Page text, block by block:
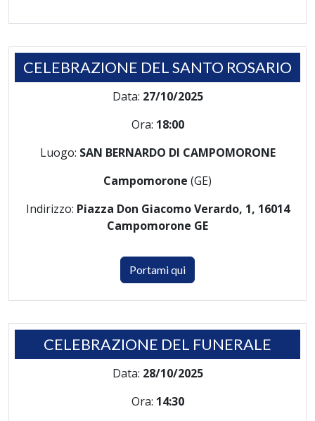
CELEBRAZIONE DEL SANTO ROSARIO
Data: 27/10/2025
Ora: 18:00
Luogo: SAN BERNARDO DI CAMPOMORONE
Campomorone (GE)
Indirizzo: Piazza Don Giacomo Verardo, 1, 16014
Campomorone GE
Portami qui
CELEBRAZIONE DEL FUNERALE
Data: 28/10/2025
Ora: 14:30